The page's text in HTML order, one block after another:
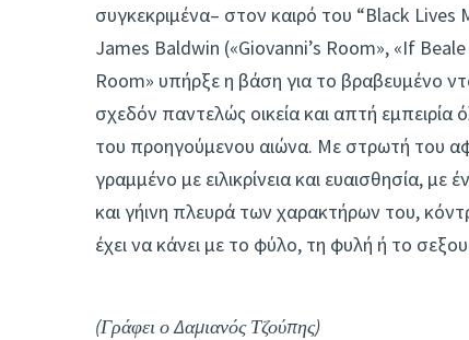
συγκεκριμένα– στον καιρό του “Black
James Baldwin («Giovanni’s Room», «If
Room» υπήρξε η βάση για το βραβευμένο
σχεδόν παντελώς οικεία και απτή
του προηγούμενου αιώνα. Με στρωτή του
γραμμένο με ειλικρίνεια και ευαισθησία,
και γήινη πλευρά των χαρακτήρων του,
έχει να κάνει με το φύλο, τη φυλή ή το
(Γράφει ο Δαμιανός Τζούπης)